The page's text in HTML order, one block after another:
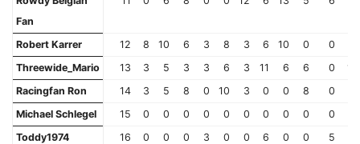
Fan
Robert Karrer 12 8 10 6 3 8 3 6 10 0 0
Threewide_Mario
13 3 5 3 3 6 3 11 6 6 0
12
Racingfan Ron
14 3 5 8 0 10 3 0 0 8 0
Michael Schlegel
15 0 0 0 0 0 0 0 0 0 0
Toddy1974
16 0 0 0 3 0 0 6 0 0 5